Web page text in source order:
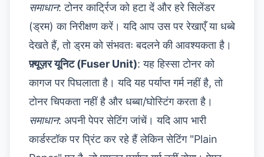
समाधान: टोनर कार्ट्रिज को हटा दें और हरे सिलेंडर
(ड्रम) का निरीक्षण करें। यदि आप उस पर रेखाएँ या धब्बे
देखते हैं, तो ड्रम को संभवतः बदलने की आवश्यकता है।
फ़्यूज़र यूनिट (Fuser Unit): यह हिस्सा टोनर को
कागज पर पिघलाता है। यदि यह पर्याप्त गर्म नहीं है, तो
टोनर चिपकता नहीं है और धब्बा/घोस्टिंग करता है।
समाधान: अपनी पेपर सेटिंग जांचें। यदि आप भारी
कार्डस्टॉक पर प्रिंट कर रहे हैं लेकिन सेटिंग "Plain